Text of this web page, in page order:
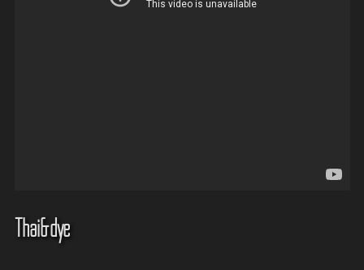
Thai&dye